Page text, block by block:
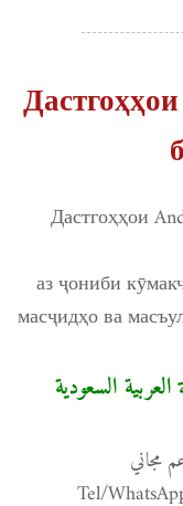
Дастгоҳҳои
аз ҷониби
масҷидҳо ва
السعودية
مجاني